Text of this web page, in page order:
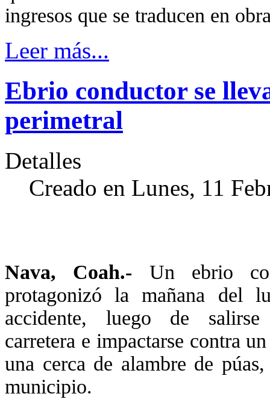
ingresos que se traducen en
Leer más...
Ebrio conductor se
perimetral
Detalles
Creado en Lunes, 11
Nava, Coah.- Un ebrio
protagonizó la mañana del
accidente, luego de
carretera e impactarse contra
una cerca de alambre de púas,
municipio.